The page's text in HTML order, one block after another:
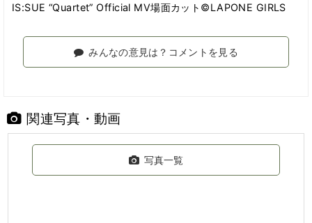
IS:SUE “Quartet” Official MV場面カット©︎LAPONE GIRLS
みんなの意見は？コメントを見る
関連写真・動画
写真一覧